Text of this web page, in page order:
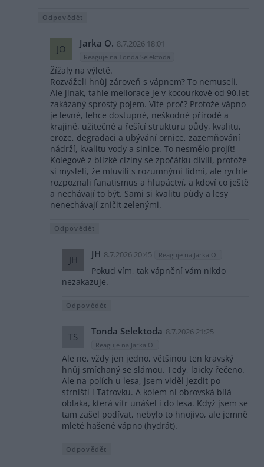
Odpovědět
JO Jarka O. 8.7.2026 18:01
Reaguje na Tonda Selektoda
Žížaly na výletě.
Rozváželi hnůj zároveň s vápnem? To nemuseli.
Ale jinak, tahle meliorace je v kocourkově od 90.let
zakázaný sprostý pojem. Víte proč? Protože vápno
je levné, lehce dostupné, neškodné přírodě a
krajině, užitečné a řešící strukturu půdy, kvalitu,
eroze, degradaci a ubývání ornice, zazemňování
nádrží, kvalitu vody a sinice. To nesmělo projít!
Kolegové z blízké ciziny se zpočátku divili, protože
si mysleli, že mluvili s rozumnými lidmi, ale rychle
rozpoznali fanatismus a hlupáctví, a kdoví co ještě
a nechávají to být. Sami si kvalitu půdy a lesy
nenechávají zničit zelenými.
Odpovědět
JH JH 8.7.2026 20:45 Reaguje na Jarka O.
Pokud vím, tak vápnění vám nikdo
nezakazuje.
Odpovědět
TS Tonda Selektoda 8.7.2026 21:25
Reaguje na Jarka O.
Ale ne, vždy jen jedno, většinou ten kravský
hnůj smíchaný se slámou. Tedy, laicky řečeno.
Ale na polích u lesa, jsem viděl jezdit po
strništi i Tatrovku. A kolem ní obrovská bílá
oblaka, která vítr unášel i do lesa. Když jsem se
tam zašel podívat, nebylo to hnojivo, ale jemně
mleté hašené vápno (hydrát).
Odpovědět